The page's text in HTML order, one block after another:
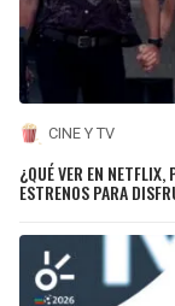
CINE Y TV
¿QUÉ VER EN NETFLIX,
ESTRENOS PARA